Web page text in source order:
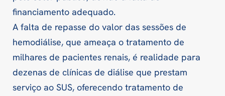
financiamento adequado.
A falta de repasse do valor das sessões de
hemodiálise, que ameaça o tratamento de
milhares de pacientes renais, é realidade para
dezenas de clínicas de diálise que prestam
serviço ao SUS, oferecendo tratamento de